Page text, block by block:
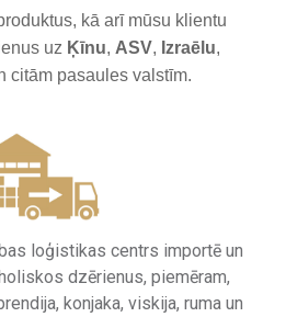
kā arī mūsu klientu
uz Ķīnu, ASV, Izraēlu,
citām pasaules valstīm.
loģistikas centrs importē un
dzērienus, piemēram,
konjaka, viskija, ruma un